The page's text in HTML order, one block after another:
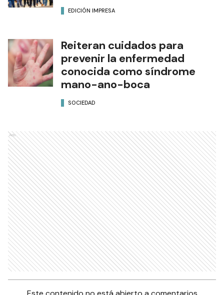
EDICIÓN IMPRESA
Reiteran cuidados para
prevenir la enfermedad
conocida como síndrome
mano-ano-boca
SOCIEDAD
Ads